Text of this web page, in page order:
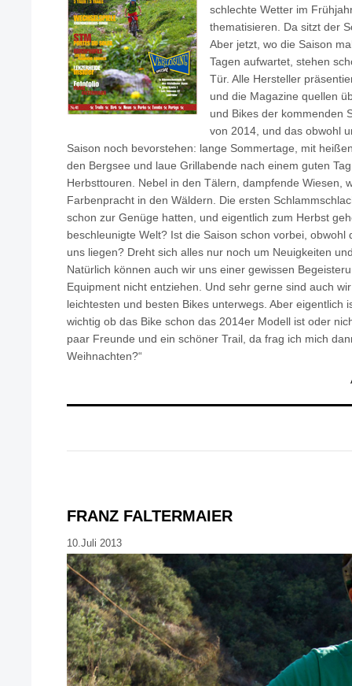
schlechte Wetter im
thematisieren. Da sitzt der
Aber jetzt, wo die Saison
Tagen aufwartet, stehen
Tür. Alle Hersteller
und die Magazine quellen
und Bikes der kommenden
von 2014, und das obwohl
Saison noch bevorstehen: lange Sommertage, mit
den Bergsee und laue Grillabende nach einem guten
Herbsttouren. Nebel in den Tälern, dampfende Wiesen,
Farbenpracht in den Wäldern. Die ersten
schon zur Genüge hatten, und eigentlich zum Herbst
beschleunigte Welt? Ist die Saison schon vorbei, obwohl
uns liegen? Dreht sich alles nur noch um Neuigkeiten
Natürlich können auch wir uns einer gewissen
Equipment nicht entziehen. Und sehr gerne sind auch
leichtesten und besten Bikes unterwegs. Aber eigentlich
wichtig ob das Bike schon das 2014er Modell ist oder
paar Freunde und ein schöner Trail, da frag ich mich
Weihnachten?“
FRANZ FALTERMAIER
10.Juli 2013